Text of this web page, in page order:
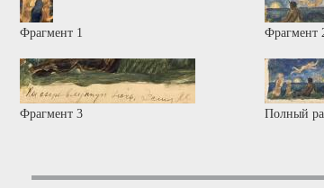
Фрагмент 1 Фрагмент
Фрагмент 3 Полный